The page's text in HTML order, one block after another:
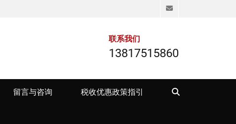
Email
联系我们
13817515860
留言与咨询 税收优惠政策指引